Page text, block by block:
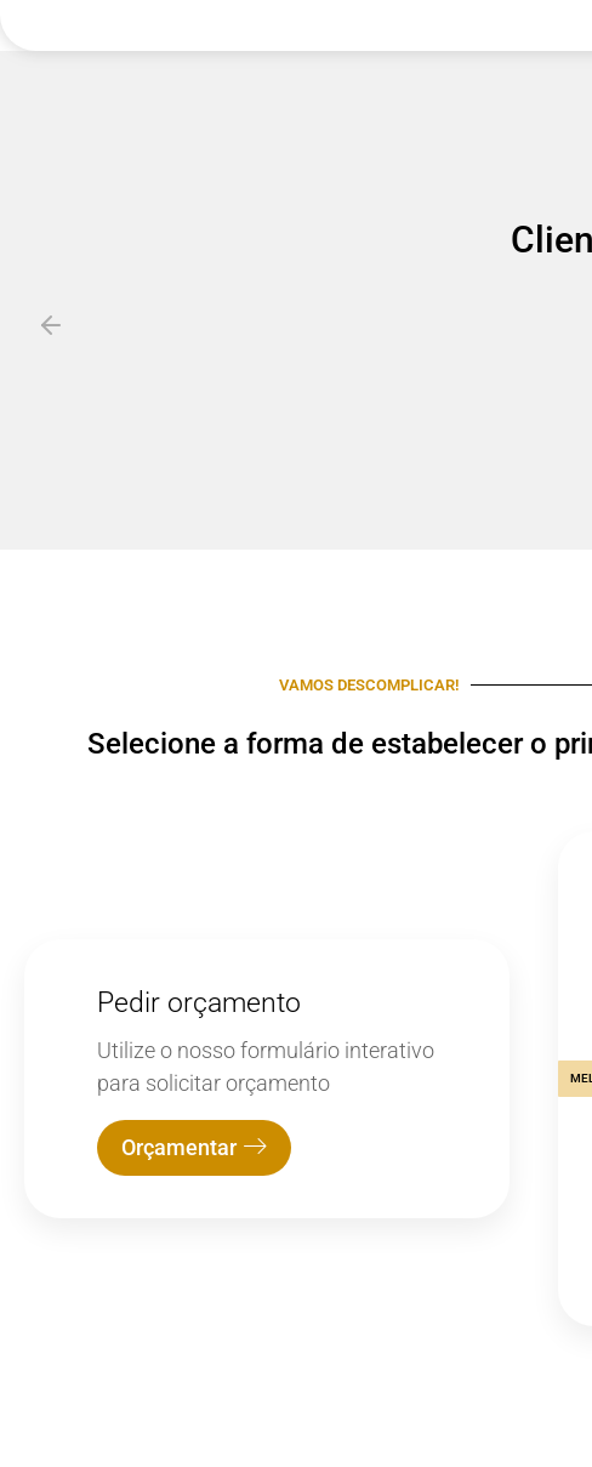
VAMOS DESCOMPLICAR!
Selecione a forma de estabelecer o
Pedir orçamento
Utilize o nosso formulário interativo
para solicitar orçamento
Orçamentar